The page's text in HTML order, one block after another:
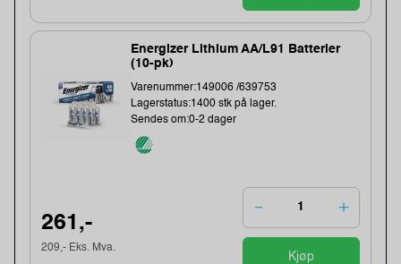
Energizer Lithium AA/L91 Batterier
(10-pk)
Varenummer:149006 /639753
Lagerstatus:1400 stk på lager.
Sendes om:0-2 dager
261,-
209,- Eks. Mva.
Kjøp